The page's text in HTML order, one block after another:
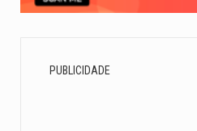
PUBLICIDADE